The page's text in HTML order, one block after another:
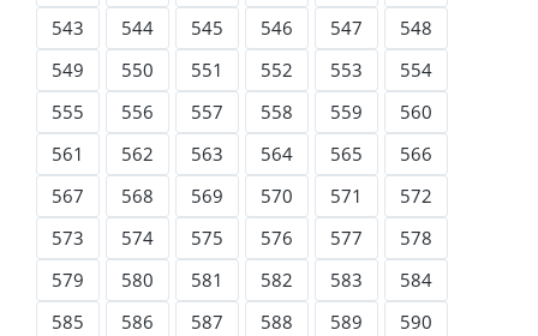
543
544 545 546 547
548
549
550 551 552 553
554
555
556 557 558 559
560
561
562 563 564 565
566
567
568 569 570 571
572
573
574 575 576 577
578
579
580 581 582 583
584
585
586 587 588 589
590